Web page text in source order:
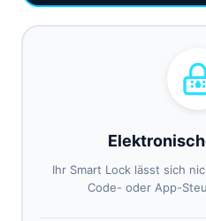
Ihr Smart Lock lässt sich
Code- oder App-